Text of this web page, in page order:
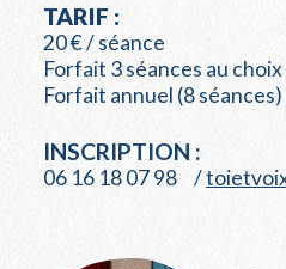
TARIF :
20 € / séance
Forfait 3 séances au choix
Forfait annuel (8 séances)
INSCRIPTION :
06 16 18 07 98 /